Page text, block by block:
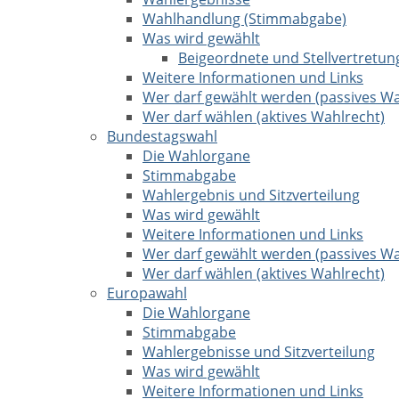
Wahlhandlung (Stimmabgabe)
Was wird gewählt
Beigeordnete und
Weitere Informationen und Links
Wer darf gewählt werden (passives
Wer darf wählen (aktives Wahlrecht)
Bundestagswahl
Die Wahlorgane
Stimmabgabe
Wahlergebnis und Sitzverteilung
Was wird gewählt
Weitere Informationen und Links
Wer darf gewählt werden (passives
Wer darf wählen (aktives Wahlrecht)
Europawahl
Die Wahlorgane
Stimmabgabe
Wahlergebnisse und Sitzverteilung
Was wird gewählt
Weitere Informationen und Links